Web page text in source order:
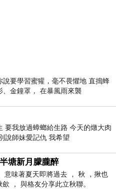
要學習蜜獾，毫不畏懼地 直搗蜂
、金鐘罩， 在暴風雨來襲
要我放過蟑螂給生路 今天的燉大肉
說師妹愛記仇 我希望
塘新月朦朧醉
意味著夏天即將過去 ， 秋 ，揪也
歛 ， 與格友分享此立秋聯。